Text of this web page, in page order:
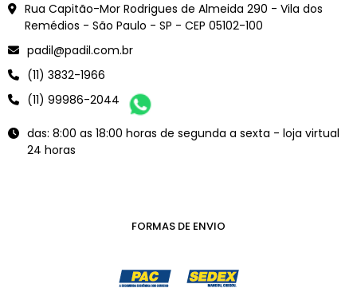
Rua Capitão-Mor Rodrigues de Almeida 290 - Vila dos
Remédios - São Paulo - SP - CEP 05102-100
padil@padil.com.br
(11) 3832-1966
(11) 99986-2044
das: 8:00 as 18:00 horas de segunda a sexta - loja virtual
24 horas
FORMAS DE ENVIO